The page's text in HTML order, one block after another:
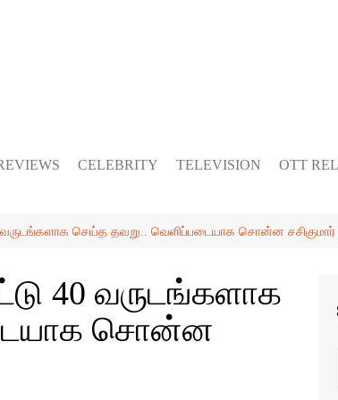
CELEBRITY TELEVISION OTT
வருடங்களாக செய்த தவறு.. வெளிப்படையாக சொன்ன சசிகுமார்
40 வருடங்களாக
சொன்ன